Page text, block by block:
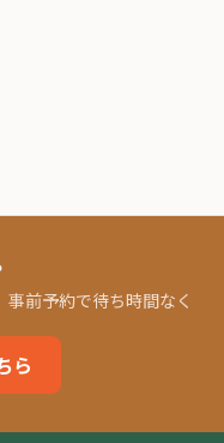
前予約で待ち時間なく
ら